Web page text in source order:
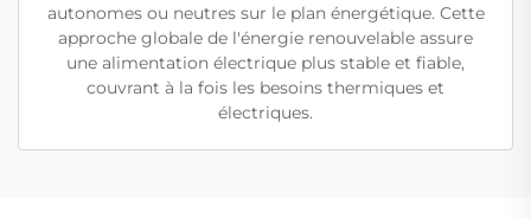
autonomes ou neutres sur le plan énergétique. Cette
approche globale de l'énergie renouvelable assure
une alimentation électrique plus stable et fiable,
couvrant à la fois les besoins thermiques et
électriques.